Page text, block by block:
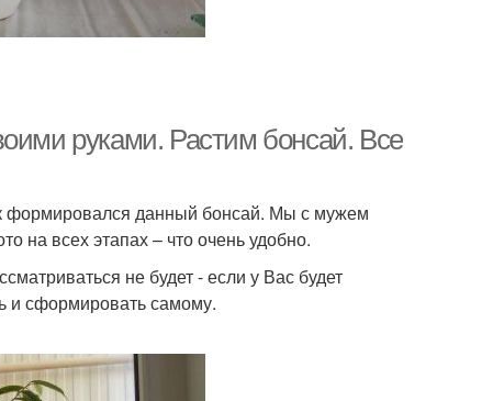
руками. Растим бонсай. Все
формировался данный бонсай. Мы с мужем
на всех этапах – что очень удобно.
не будет - если у Вас будет
и сформировать самому.